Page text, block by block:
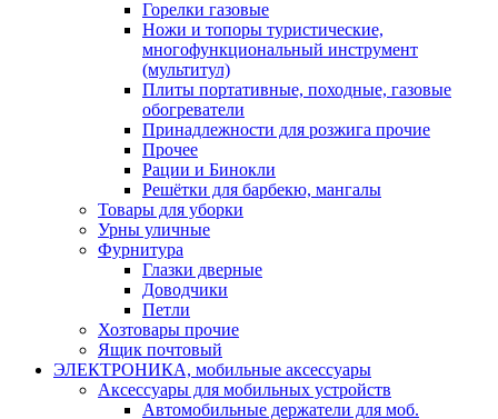
Горелки газовые
Ножи и топоры туристические,
многофункциональный инструмент
(мультитул)
Плиты портативные, походные, газовые
обогреватели
Принадлежности для розжига прочие
Прочее
Рации и Бинокли
Решётки для барбекю, мангалы
Товары для уборки
Урны уличные
Фурнитура
Глазки дверные
Доводчики
Петли
Хозтовары прочие
Ящик почтовый
ЭЛЕКТРОНИКА, мобильные аксессуары
Аксессуары для мобильных устройств
Автомобильные держатели для моб.